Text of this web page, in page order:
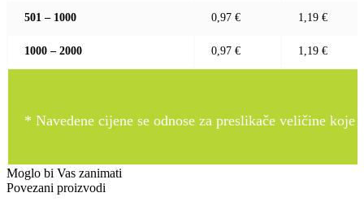
501 – 1000 0,97 € 1,19 €
1000 – 2000 0,97 € 1,19 €
* Navedene cijene se odnose za preslikače veličine
Moglo bi Vas zanimati
Povezani proizvodi